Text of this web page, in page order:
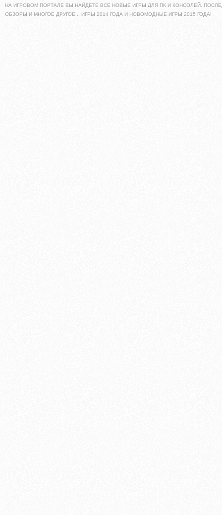
НА ИГРОВОМ ПОРТАЛЕ ВЫ НАЙДЕТЕ ВСЕ НОВЫЕ ИГРЫ ДЛЯ ПК И КОНСОЛЕЙ.
ОБЗОРЫ И МНОГОЕ ДРУГОЕ... ИГРЫ 2014 ГОДА И НОВОМОДНЫЕ ИГРЫ 2015 ГОДА!